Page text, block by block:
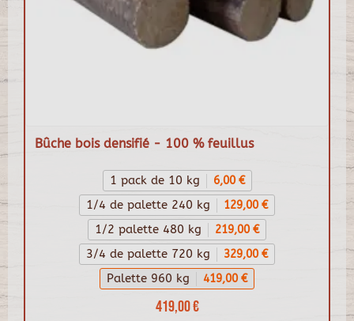
Bûche bois densifié - 100 % feuillus
419,00 €
1 pack de 10 kg 6,00 €
1/4 de palette 240 kg 129,00 €
1/2 palette 480 kg 219,00 €
3/4 de palette 720 kg 329,00 €
Palette 960 kg 419,00 €